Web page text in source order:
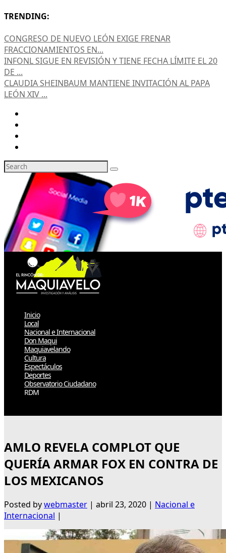
TRENDING:
CONGRESO DE NUEVO LEÓN EXIGE FRENAR
FRACCIONAMIENTOS EN...
INFONL SIGUE EN REVISIÓN Y TIENE FECHA LÍMITE EL 20
DE ...
CLAUDIA SHEINBAUM MANTIENE INVITACIÓN AL PAPA
LEÓN XIV ...
Inicio
Local
Nacional e Internacional
Don Maqui
Maquiavelando
Cultura
Espectáculos
Deportes
Observatorio Ciudadano
RDM
AMLO REVELA COMPLOT QUE
QUERÍA ARMAR FOX EN CONTRA DE
LOS MEXICANOS
Posted bywebmaster | abril 23, 2020 | Nacional e
Internacional |